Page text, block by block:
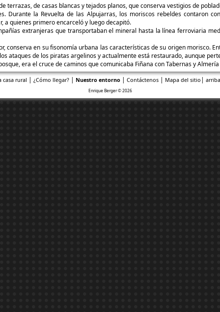
terrazas, de casas blancas y tejados planos, que conserva vestigios de
Durante la Revuelta de las Alpujarras, los moriscos rebeldes contaron
a quienes primero encarceló y luego decapitó.
extranjeras que transportaban el mineral hasta la línea ferroviaria
conserva en su fisonomía urbana las características de su origen morisco.
ataques de los piratas argelinos y actualmente está restaurado, aunque
era el cruce de caminos que comunicaba Fiñana con Tabernas y
casa rural | ¿Cómo llegar?| Nuestro entorno| Contáctenos| Mapa del sitio |
Enrique Berger © 2026